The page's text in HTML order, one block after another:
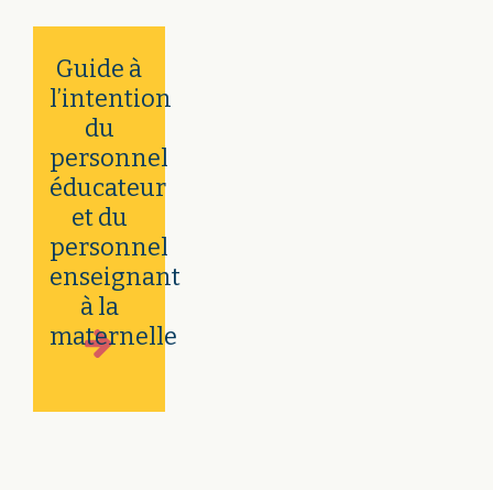
Guide à
l’intention
du
personnel
éducateur
et du
personnel
enseignant
à la
maternelle